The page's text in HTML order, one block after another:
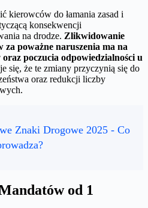
kierowców do łamania zasad i
konsekwencji
na drodze. Zlikwidowanie
poważne naruszenia ma na
poczucia odpowiedzialności u
się, że te zmiany przyczynią się do
oraz redukcji liczby
Znaki Drogowe 2025 - Co
od 1